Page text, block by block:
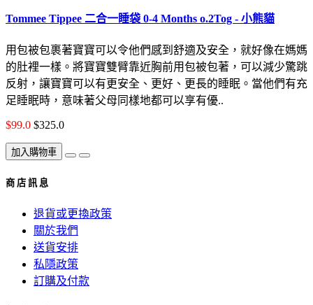
Tommee Tippee 二合一睡袋 0-4 Months o.2Tog - 小熊貓
用包被包裹著寶寶可以令他們感到舒適及安全，就好像在媽媽
的肚裡一樣。將寶寶雙臂靠近胸前用包被包著，可以減少驚跳
反射，讓寶寶可以有更安全、更好、更長的睡眠。當他們有充
足睡眠時，意味著父母同樣地都可以享有優..
$99.0 $325.0
加入購物車
商 店 訊 息
退貨或更換政策
關於我們
送貨安排
私隱政策
訂購及付款